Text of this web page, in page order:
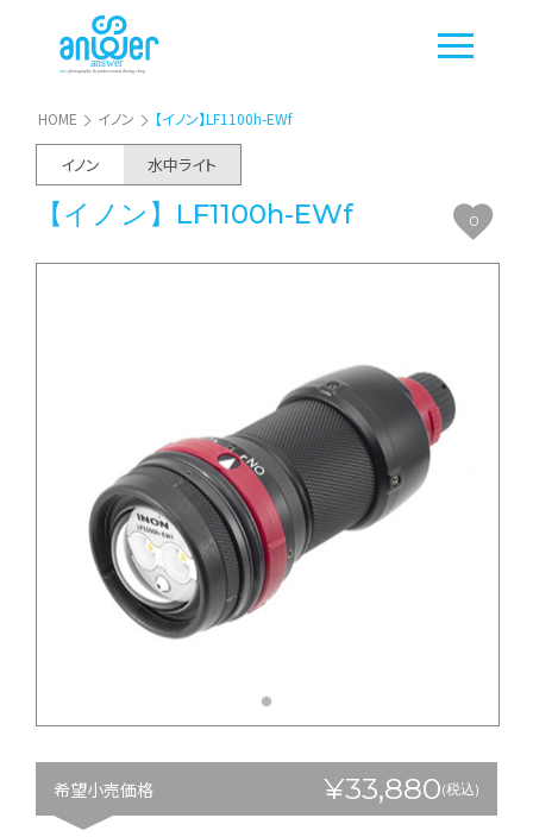
HOME イノン 【イノン】LF1100h-EWf
イノン 水中ライト
【イノン】LF1100h-EWf 0
希望小売価格 ¥33,880(税込)